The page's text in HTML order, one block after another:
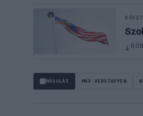
↓
MÁSOLÁS MAX VERSTAPPEN